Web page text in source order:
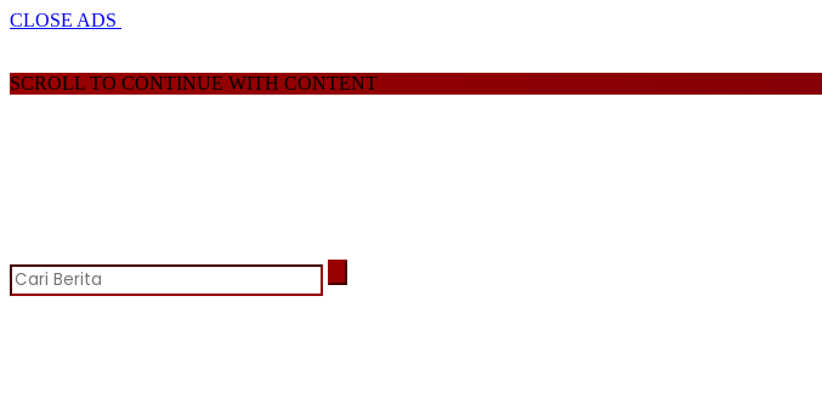
CLOSE ADS
SCROLL TO CONTINUE WITH CONTENT